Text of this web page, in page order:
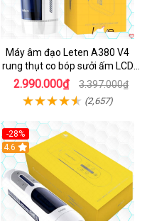
Máy âm đạo Leten A380 V4
rung thụt co bóp sưởi ấm LCD
đẹp
2.990.000₫ 3.397.000₫
(2,657)
-28%
Hot
4.6